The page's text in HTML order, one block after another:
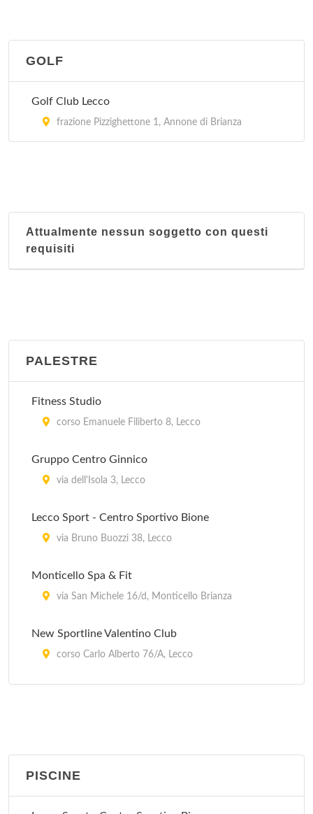
GOLF
Golf Club Lecco
frazione Pizzighettone 1, Annone di Brianza
Attualmente nessun soggetto con questi
requisiti
PALESTRE
Fitness Studio
corso Emanuele Filiberto 8, Lecco
Gruppo Centro Ginnico
via dell'Isola 3, Lecco
Lecco Sport - Centro Sportivo Bione
via Bruno Buozzi 38, Lecco
Monticello Spa & Fit
via San Michele 16/d, Monticello Brianza
New Sportline Valentino Club
corso Carlo Alberto 76/A, Lecco
PISCINE